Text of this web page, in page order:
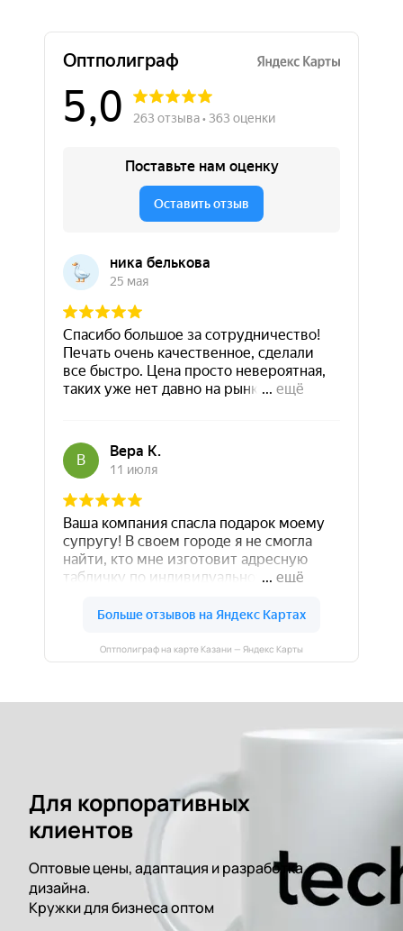
Оптполиграф на карте Казани — Яндекс Карты
Для корпоративных
клиентов
Оптовые цены, адаптация и разработка
дизайна.
Кружки для бизнеса оптом